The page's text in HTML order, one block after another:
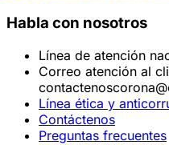
Habla con nosotros
Línea de atención
Correo atención al
Línea ética y
Contáctenos
Preguntas frecuentes